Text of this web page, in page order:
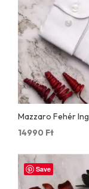
Mazzaro Fehér Ing
14990 Ft
Save